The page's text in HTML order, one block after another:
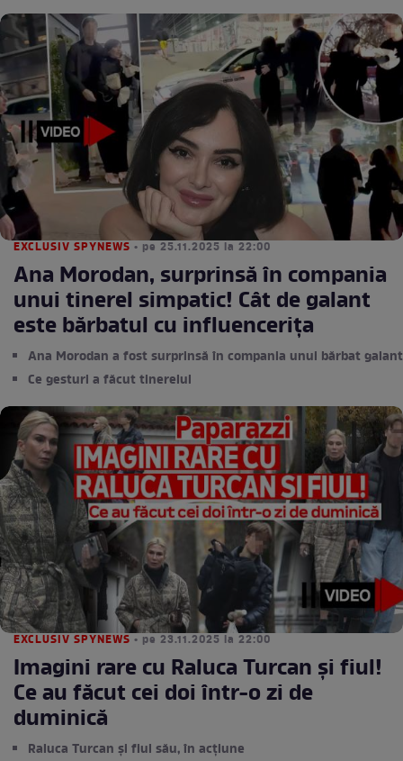
EXCLUSIV SPYNEWS • pe 25.11.2025 la 22:00
Ana Morodan, surprinsă în compania
unui tinerel simpatic! Cât de galant
este bărbatul cu influenceriţa
Ana Morodan a fost surprinsă în compania unui bărbat galant
Ce gesturi a făcut tinerelul
EXCLUSIV SPYNEWS • pe 23.11.2025 la 22:00
Imagini rare cu Raluca Turcan și fiul!
Ce au făcut cei doi într-o zi de
duminică
Raluca Turcan și fiul său, în acțiune